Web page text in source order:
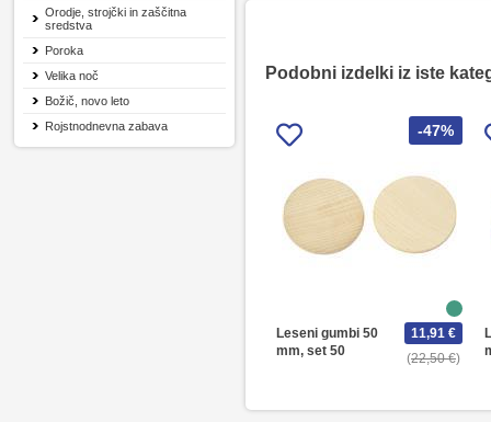
Orodje, strojčki in zaščitna
sredstva
Poroka
Velika noč
Božič, novo leto
Rojstnodnevna zabava
Podobni izdelki iz iste
-47%
Leseni gumbi 50
mm, set 50
22,50 €
11,91 €